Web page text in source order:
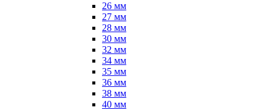
26 мм
27 мм
28 мм
30 мм
32 мм
34 мм
35 мм
36 мм
38 мм
40 мм